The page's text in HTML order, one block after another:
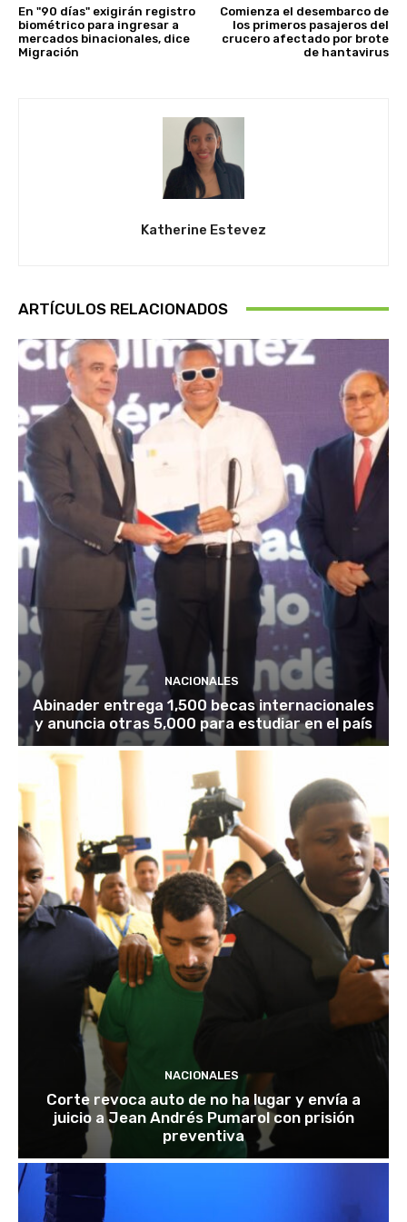
En "90 días" exigirán registro
biométrico para ingresar a
mercados binacionales, dice
Migración
Comienza el desembarco de
los primeros pasajeros del
crucero afectado por brote
de hantavirus
Katherine Estevez
ARTÍCULOS RELACIONADOS
NACIONALES
Abinader entrega 1,500 becas internacionales
y anuncia otras 5,000 para estudiar en el país
NACIONALES
Corte revoca auto de no ha lugar y envía a
juicio a Jean Andrés Pumarol con prisión
preventiva